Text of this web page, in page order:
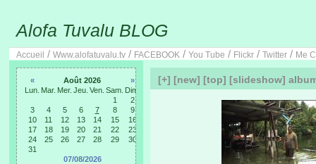
Alofa Tuvalu BLOG
Accueil / Www.alofatuvalu.tv / FACEBOOK / You Tube / Flickr / Twitter / Me
« Août 2026
»
Lun. Mar. Mer. Jeu. Ven. Sam. Dim.
1
2
3
4 5 6 7 8
9
10
11 12 13 14 15
16
17
18 19 20 21 22
23
24
25 26 27 28 29
30
31
07/08/2026
[+] [new] [top] [slideshow]